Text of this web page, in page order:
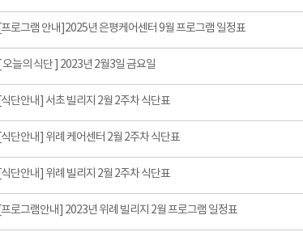
[프로그램 안내]2025년 은평케어센터 9월 프로그램 일정표
[ 오늘의 식단 ] 2023년 2월3일 금요일
[식단안내] 서초 빌리지 2월 2주차 식단표
[식단안내] 위례 케어센터 2월 2주차 식단표
[식단안내] 위례 빌리지 2월 2주차 식단표
[프로그램안내] 2023년 위례 빌리지 2월 프로그램 일정표